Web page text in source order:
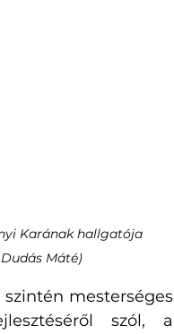
Karának hallgatója
Máté)
mesterséges
szól, a